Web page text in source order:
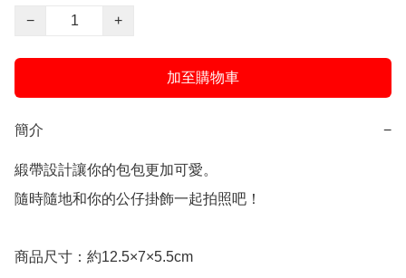
−
+
加至購物車
簡介 −
緞帶設計讓你的包包更加可愛。
隨時隨地和你的公仔掛飾一起拍照吧！
商品尺寸：約12.5×7×5.5cm